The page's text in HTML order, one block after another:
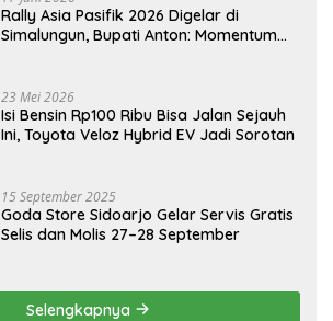
Rally Asia Pasifik 2026 Digelar di
Simalungun, Bupati Anton: Momentum
23 Mei 2026
Isi Bensin Rp100 Ribu Bisa Jalan Sejauh
Ini, Toyota Veloz Hybrid EV Jadi Sorotan
15 September 2025
Goda Store Sidoarjo Gelar Servis Gratis
Selis dan Molis 27–28 September
Selengkapnya